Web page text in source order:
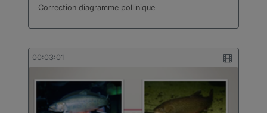
Correction diagramme pollinique
00:03:01